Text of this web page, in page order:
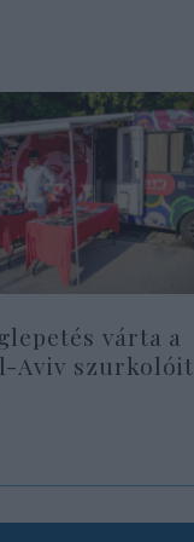
várta a
Aviv szurkolóit